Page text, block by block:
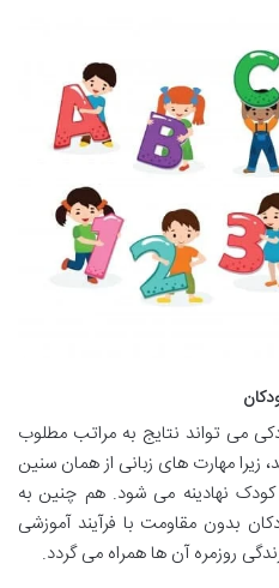
می تواند نتایج به مراتب مطلوب
زیرا مهارت های زبانی از همان سنین
نهادینه می شود. هم چنین به
بدون مقاومت با فرآیند آموزشی
روزمره آن ها همراه می گردد.